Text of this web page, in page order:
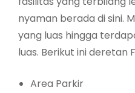
nyaman berada di sini.
yang luas hingga
luas. Berikut ini deretan
Area Parkir